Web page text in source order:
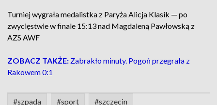
Turniej wygrała medalistka z Paryża Alicja Klasik — po
zwycięstwie w finale 15:13 nad Magdaleną Pawłowską z
AZS AWF
ZOBACZ TAKŻE: Zabrakło minuty. Pogoń przegrała z
Rakowem 0:1
#szpada #sport #szczecin